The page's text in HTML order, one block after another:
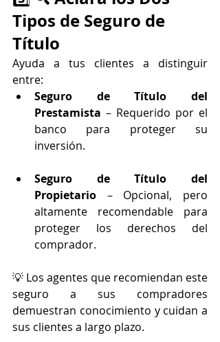
Tipos de Seguro de
Título
Ayuda a tus clientes a distinguir
entre:
Seguro de Título del
Prestamista – Requerido por el
banco para proteger su
inversión.
Seguro de Título del
Propietario – Opcional, pero
altamente recomendable para
proteger los derechos del
comprador.
💡 Los agentes que recomiendan este
seguro a sus compradores
demuestran conocimiento y cuidan a
sus clientes a largo plazo.